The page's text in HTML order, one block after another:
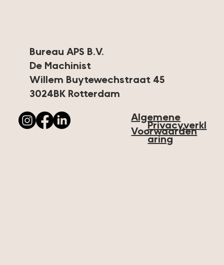
Algemene
Voorwaarden
Privacyverkl
aring
Bureau APS B.V.
De Machinist
Willem Buytewechstraat 45
3024BK Rotterdam